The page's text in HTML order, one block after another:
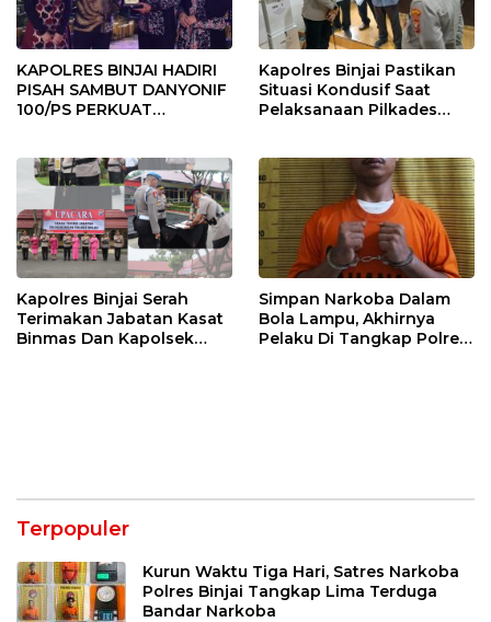
KAPOLRES BINJAI HADIRI
PISAH SAMBUT DANYONIF
100/PS PERKUAT
Kapolres Binjai Pastikan
Situasi Kondusif Saat
Pelaksanaan Pilkades
Kapolres Binjai Serah
Terimakan Jabatan Kasat
Binmas Dan Kapolsek
Simpan Narkoba Dalam
Bola Lampu, Akhirnya
Pelaku Di Tangkap Polres
Terpopuler
Kurun Waktu Tiga Hari, Satres Narkoba
Polres Binjai Tangkap Lima Terduga
Bandar Narkoba